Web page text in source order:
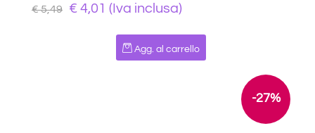
€ 5,49 € 4,01 (Iva inclusa)
Quantità
Agg. al carrello
-27%